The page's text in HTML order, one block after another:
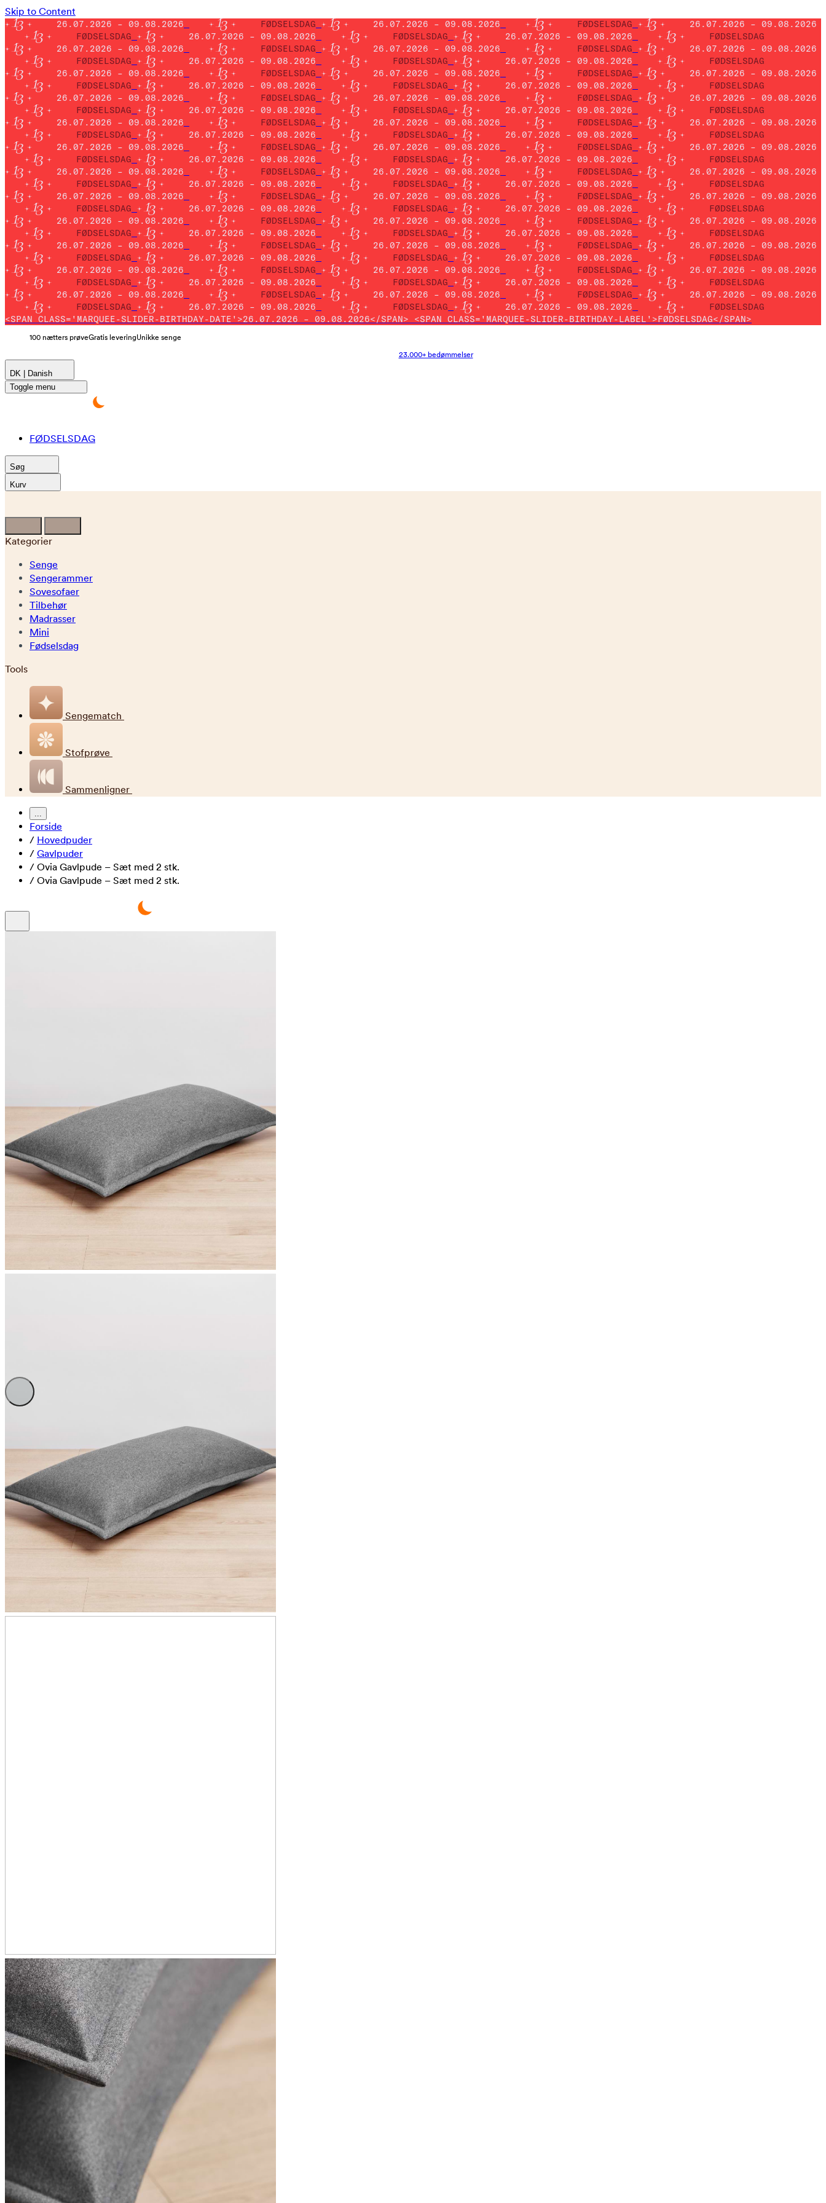
Skip to Content
26.07.2026 – 09.08.2026 FØDSELSDAG 26.07.2026 – 09.08.2026 FØDSELSDAG
26.07.2026 – 09.08.2026
FØDSELSDAG
26.07.2026 – 09.08.2026 FØDSELSDAG 26.07.2026 – 09.08.2026
FØDSELSDAG
26.07.2026 – 09.08.2026
FØDSELSDAG 26.07.2026 – 09.08.2026 FØDSELSDAG
26.07.2026 – 09.08.2026
FØDSELSDAG
26.07.2026 – 09.08.2026 FØDSELSDAG 26.07.2026 – 09.08.2026
FØDSELSDAG
26.07.2026 – 09.08.2026
FØDSELSDAG 26.07.2026 – 09.08.2026 FØDSELSDAG
26.07.2026 – 09.08.2026
FØDSELSDAG
26.07.2026 – 09.08.2026 FØDSELSDAG 26.07.2026 – 09.08.2026
FØDSELSDAG
26.07.2026 – 09.08.2026
FØDSELSDAG 26.07.2026 – 09.08.2026 FØDSELSDAG
26.07.2026 – 09.08.2026
FØDSELSDAG
26.07.2026 – 09.08.2026 FØDSELSDAG 26.07.2026 – 09.08.2026
FØDSELSDAG
26.07.2026 – 09.08.2026
FØDSELSDAG 26.07.2026 – 09.08.2026 FØDSELSDAG
26.07.2026 – 09.08.2026
FØDSELSDAG
26.07.2026 – 09.08.2026 FØDSELSDAG 26.07.2026 – 09.08.2026
FØDSELSDAG
26.07.2026 – 09.08.2026
FØDSELSDAG 26.07.2026 – 09.08.2026 FØDSELSDAG
26.07.2026 – 09.08.2026
FØDSELSDAG
26.07.2026 – 09.08.2026 FØDSELSDAG 26.07.2026 – 09.08.2026
FØDSELSDAG
26.07.2026 – 09.08.2026
FØDSELSDAG 26.07.2026 – 09.08.2026 FØDSELSDAG
26.07.2026 – 09.08.2026
FØDSELSDAG
26.07.2026 – 09.08.2026 FØDSELSDAG 26.07.2026 – 09.08.2026
FØDSELSDAG
26.07.2026 – 09.08.2026
FØDSELSDAG 26.07.2026 – 09.08.2026 FØDSELSDAG
26.07.2026 – 09.08.2026
FØDSELSDAG
26.07.2026 – 09.08.2026 FØDSELSDAG 26.07.2026 – 09.08.2026
FØDSELSDAG
26.07.2026 – 09.08.2026
FØDSELSDAG 26.07.2026 – 09.08.2026 FØDSELSDAG
26.07.2026 – 09.08.2026
FØDSELSDAG
26.07.2026 – 09.08.2026 FØDSELSDAG 26.07.2026 – 09.08.2026
FØDSELSDAG
26.07.2026 – 09.08.2026
FØDSELSDAG 26.07.2026 – 09.08.2026 FØDSELSDAG
26.07.2026 – 09.08.2026
FØDSELSDAG
26.07.2026 – 09.08.2026 FØDSELSDAG 26.07.2026 – 09.08.2026
FØDSELSDAG
26.07.2026 – 09.08.2026
FØDSELSDAG 26.07.2026 – 09.08.2026 FØDSELSDAG
26.07.2026 – 09.08.2026
FØDSELSDAG
26.07.2026 – 09.08.2026 FØDSELSDAG 26.07.2026 – 09.08.2026
FØDSELSDAG
26.07.2026 – 09.08.2026
FØDSELSDAG 26.07.2026 – 09.08.2026 FØDSELSDAG
26.07.2026 – 09.08.2026
FØDSELSDAG
26.07.2026 – 09.08.2026 FØDSELSDAG 26.07.2026 – 09.08.2026
FØDSELSDAG
<SPAN CLASS='MARQUEE-SLIDER-BIRTHDAY-DATE'>26.07.2026 – 09.08.2026</SPAN> <SPAN CLASS='MARQUEE-SLIDER-BIRTHDAY-LABEL'>FØDSELSDAG</SPAN>
100 nætters prøveGratis leveringUnikke senge
23.000+ bedømmelser
DK | Danish
Toggle menu
FØDSELSDAG
Søg
Kurv
Kategorier
Senge
Sengerammer
Sovesofaer
Tilbehør
Madrasser
Mini
Fødselsdag
Tools
Sengematch
Stofprøve
Sammenligner
...
Forside
/ Hovedpuder
/ Gavlpuder
/ Ovia Gavlpude – Sæt med 2 stk.
/ Ovia Gavlpude – Sæt med 2 stk.